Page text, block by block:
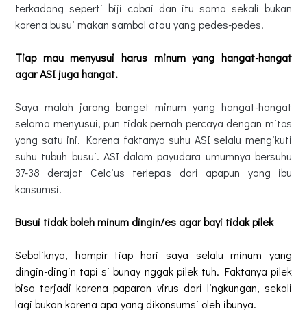
terkadang seperti biji cabai dan itu sama sekali bukan
karena busui makan sambal atau yang pedes-pedes.
Tiap mau menyusui harus minum yang hangat-hangat
agar ASI juga hangat.
Saya malah jarang banget minum yang hangat-hangat
selama menyusui, pun tidak pernah percaya dengan mitos
yang satu ini. Karena faktanya suhu ASI selalu mengikuti
suhu tubuh busui. ASI dalam payudara umumnya bersuhu
37-38 derajat Celcius terlepas dari apapun yang ibu
konsumsi.
Busui tidak boleh minum dingin/es agar bayi tidak pilek
Sebaliknya, hampir tiap hari saya selalu minum yang
dingin-dingin tapi si bunay nggak pilek tuh. Faktanya pilek
bisa terjadi karena paparan virus dari lingkungan, sekali
lagi bukan karena apa yang dikonsumsi oleh ibunya.